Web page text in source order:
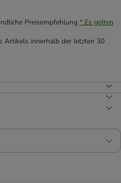
Preisempfehlung * Es gelten
Artikels innerhalb der letzten 30